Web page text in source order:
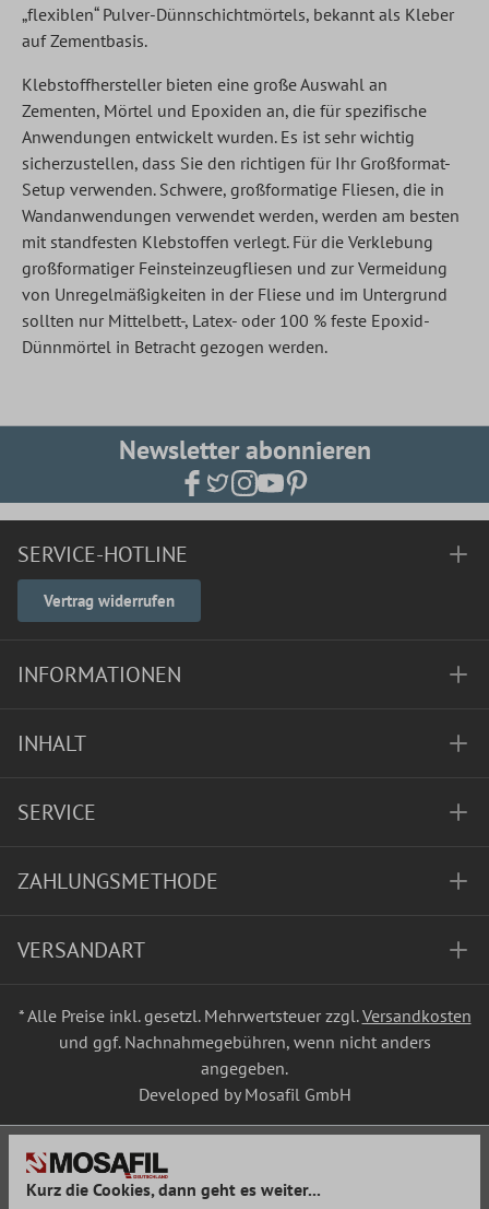
„flexiblen“ Pulver-Dünnschichtmörtels, bekannt als Kleber
auf Zementbasis.
Klebstoffhersteller bieten eine große Auswahl an
Zementen, Mörtel und Epoxiden an, die für spezifische
Anwendungen entwickelt wurden. Es ist sehr wichtig
sicherzustellen, dass Sie den richtigen für Ihr Großformat-
Setup verwenden. Schwere, großformatige Fliesen, die in
Wandanwendungen verwendet werden, werden am besten
mit standfesten Klebstoffen verlegt. Für die Verklebung
großformatiger Feinsteinzeugfliesen und zur Vermeidung
von Unregelmäßigkeiten in der Fliese und im Untergrund
sollten nur Mittelbett-, Latex- oder 100 % feste Epoxid-
Dünnmörtel in Betracht gezogen werden.
Newsletter abonnieren
SERVICE-HOTLINE
Vertrag widerrufen
INFORMATIONEN
INHALT
SERVICE
ZAHLUNGSMETHODE
VERSANDART
* Alle Preise inkl. gesetzl. Mehrwertsteuer zzgl.Versandkosten
und ggf. Nachnahmegebühren, wenn nicht anders
angegeben.
Developed by Mosafil GmbH
Kurz die Cookies, dann geht es weiter...